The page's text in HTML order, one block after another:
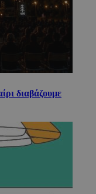
διαβάζουμε